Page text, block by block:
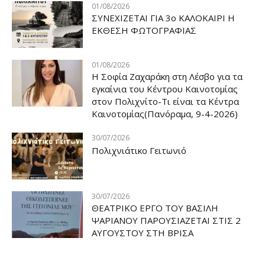
01/08/2026
ΣΥΝΕΧΙΖΕΤΑΙ ΓΙΑ 3ο ΚΑΛΟΚΑΙΡΙ Η
ΕΚΘΕΣΗ ΦΩΤΟΓΡΑΦΙΑΣ
01/08/2026
Η Σοφία Ζαχαράκη στη Λέσβο για τα
εγκαίνια του Κέντρου Καινοτομίας
στον Πολιχνίτο-Τι είναι τα Κέντρα
Καινοτομίας(Πανόραμα, 9-4-2026)
30/07/2026
Πολιχνιάτικο Γειτωνιό
30/07/2026
ΘΕΑΤΡΙΚΟ ΕΡΓΟ ΤΟΥ ΒΑΣΙΛΗ
ΨΑΡΙΑΝΟΥ ΠΑΡΟΥΣΙΑΖΕΤΑΙ ΣΤΙΣ 2
ΑΥΓΟΥΣΤΟΥ ΣΤΗ ΒΡΙΣΑ